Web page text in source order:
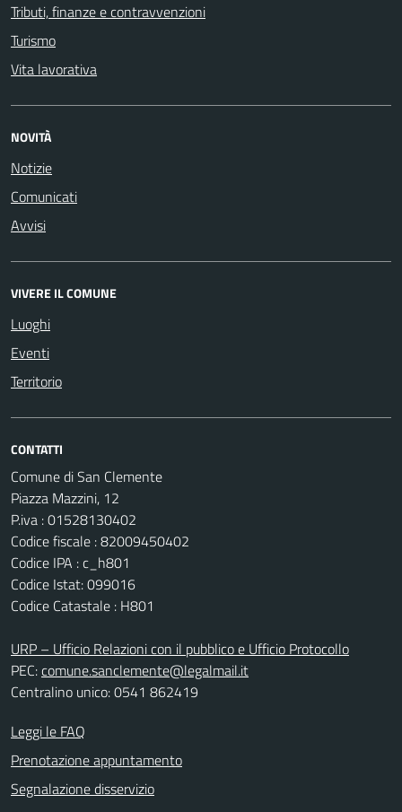
Tributi, finanze e contravvenzioni
Turismo
Vita lavorativa
NOVITÀ
Notizie
Comunicati
Avvisi
VIVERE IL COMUNE
Luoghi
Eventi
Territorio
CONTATTI
Comune di San Clemente
Piazza Mazzini, 12
P.iva : 01528130402
Codice fiscale : 82009450402
Codice IPA : c_h801
Codice Istat: 099016
Codice Catastale : H801
URP – Ufficio Relazioni con il pubblico e Ufficio Protocollo
PEC:comune.sanclemente@legalmail.it
Centralino unico: 0541 862419
Leggi le FAQ
Prenotazione appuntamento
Segnalazione disservizio